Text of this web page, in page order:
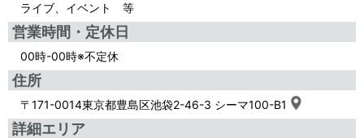
ライブ、イベント 等
営業時間・定休日
00時-00時※不定休
住所
〒171-0014東京都豊島区池袋2-46-3 シーマ100-B1
詳細エリア